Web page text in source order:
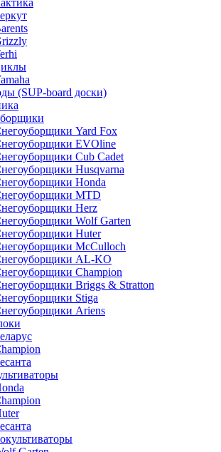
(SUP-board доски)
Yard Fox
EVOline
Cub Cadet
Husqvarna
Honda
MTD
Herz
Wolf Garten
Huter
McCulloch
AL-KO
Champion
Briggs & Stratton
Stiga
Ariens